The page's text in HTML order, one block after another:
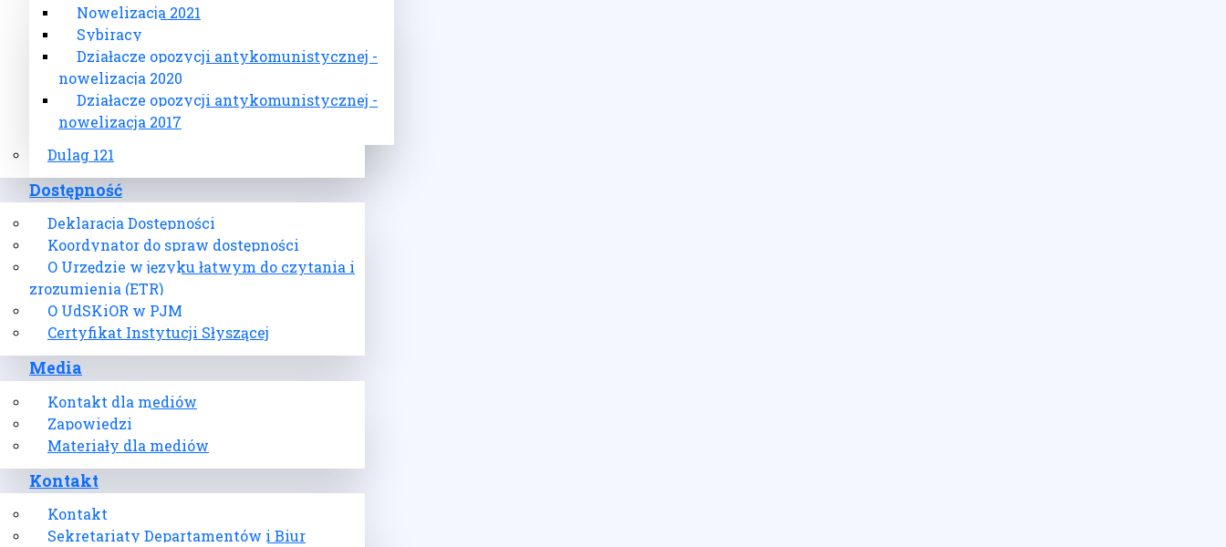
Nowelizacja 2021
Sybiracy
Działacze opozycji antykomunistycznej -
nowelizacja 2020
Działacze opozycji antykomunistycznej -
nowelizacja 2017
Dulag 121
Dostępność
Deklaracja Dostępności
Koordynator do spraw dostępności
O Urzędzie w języku łatwym do czytania i
zrozumienia (ETR)
O UdSKiOR w PJM
Certyfikat Instytucji Słyszącej
Media
Kontakt dla mediów
Zapowiedzi
Materiały dla mediów
Kontakt
Kontakt
Sekretariaty Departamentów i Biur